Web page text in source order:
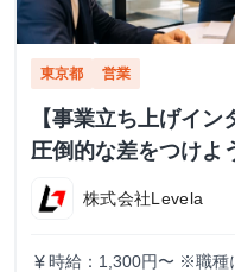
東京都 営業
【事業立ち上げイ
圧倒的な差をつけよ
株式会社Levela
currency_yen 時給：1,300円〜 ※職種